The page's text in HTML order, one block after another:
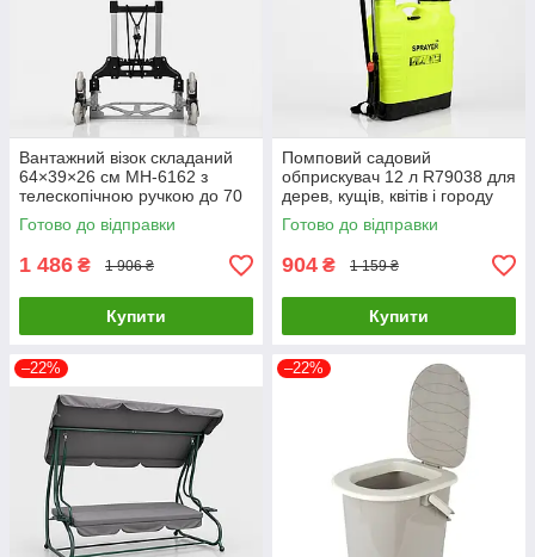
Вантажний візок складаний
64×39×26 см MH-6162 з
телескопічною ручкою до 70
кг для перевезення товарів
Готово до відправки
1 486 ₴ 1 906 ₴
Купити
Помповий садовий
обприскувач 12 л R79038 для
дерев, кущів, квітів і городу
33×44 см
Готово до відправки
904 ₴ 1 159 ₴
Купити
–22% –22%